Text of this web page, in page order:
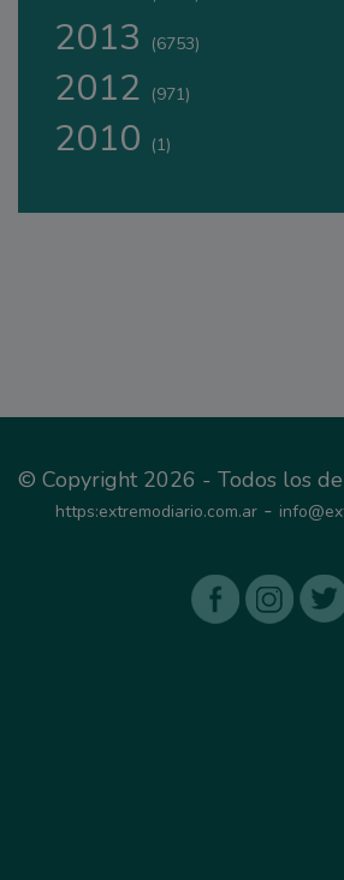
2013 (6753)
2012 (971)
2010 (1)
© Copyright 2026 - Todos los
https:extremodiario.com.ar -